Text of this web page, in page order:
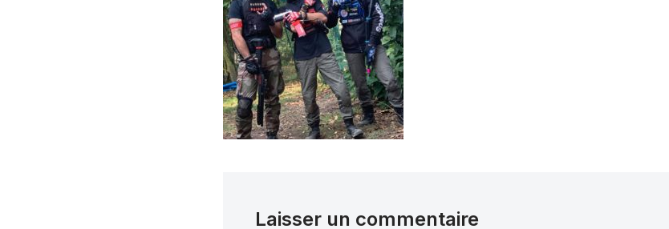
Laisser un commentaire